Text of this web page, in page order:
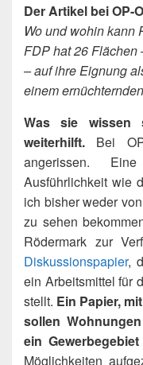
Der Artikel bei OP-
Wo und wohin kann
FDP hat 26
– auf ihre Eignung
einem
Was sie wissen
weiterhilft. Bei
angerissen.
Ausführlichkeit wie
ich bisher weder
zu sehen
Rödermark zur
Diskussionspapier,
ein Arbeitsmittel für
stellt. Ein Papier,
sollen
ein
Möglichkeiten